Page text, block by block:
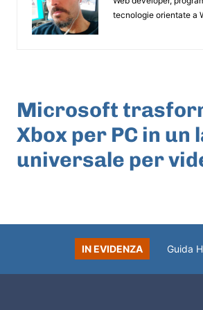
tecnologie orientate a
Microsoft
Xbox per PC in un
universale per
IN EVIDENZA Guida